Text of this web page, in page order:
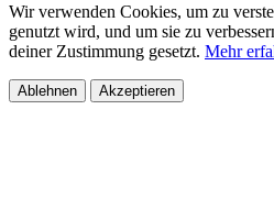
Wir verwenden Cookies, um zu
genutzt wird, und um sie zu
deiner Zustimmung gesetzt. Mehr
Ablehnen Akzeptieren